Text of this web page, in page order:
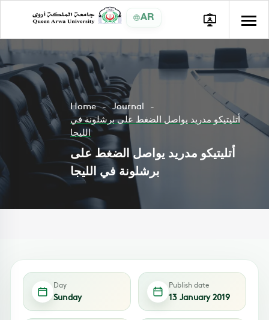
AR
Home
Journal
أتليتيكو مدريد يواصل الضغط على برشلونة في
الليجا
أتليتيكو مدريد يواصل الضغط على
برشلونة في الليجا
Day
Sunday
Publish date
13 January 2019